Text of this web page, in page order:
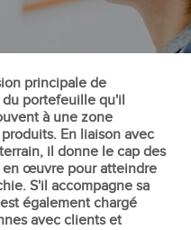
principale de
portefeuille qu'il
à une zone
En liaison avec
il donne le cap des
en œuvre pour atteindre
S'il accompagne sa
également chargé
avec clients et